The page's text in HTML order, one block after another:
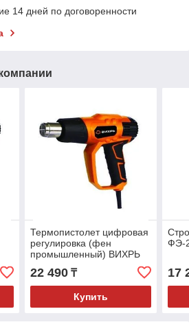
14 дней по договоренности
Термопистолет цифровая
регулировка (фен
промышленный) ВИХРЬ
22 490₸
Купить
ФЭ-
17